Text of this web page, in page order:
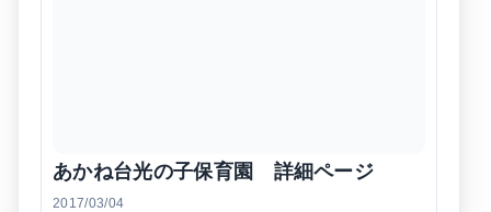
あかね台光の子保育園 詳細ページ
2017/03/04